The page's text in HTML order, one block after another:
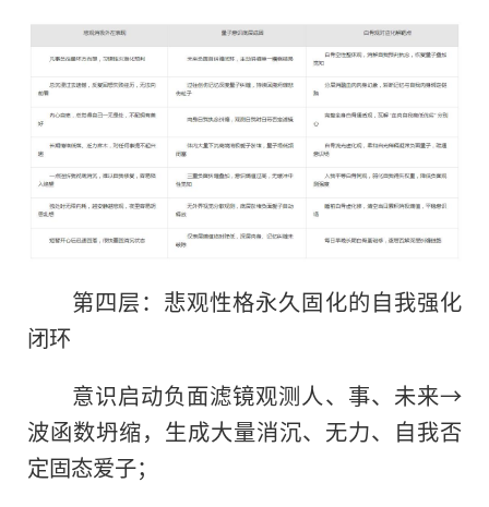
第四层：悲观性格永久固化的自我强化
闭环
意识启动负面滤镜观测人、事、未来→
波函数坍缩，生成大量消沉、无力、自我否
定固态爱子；